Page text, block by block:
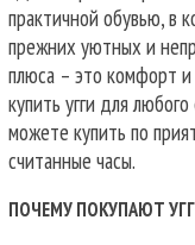
практичной обувью, в
прежних уютных и
плюса – это комфорт и
купить угги для любого
можете купить по
считанные часы.
ПОЧЕМУ ПОКУПАЮТ